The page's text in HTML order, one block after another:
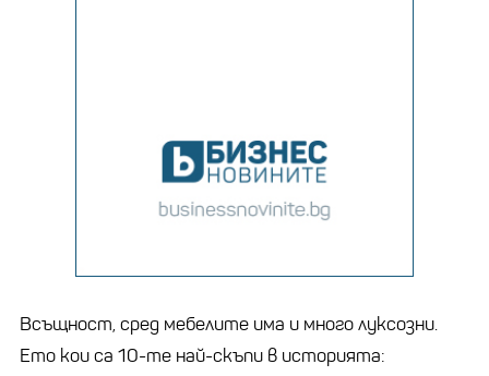
Всъщност, сред мебелите има и много луксозни.
Ето кои са 10-те най-скъпи в историята: